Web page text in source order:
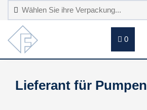
0
Lieferant für Pumpen